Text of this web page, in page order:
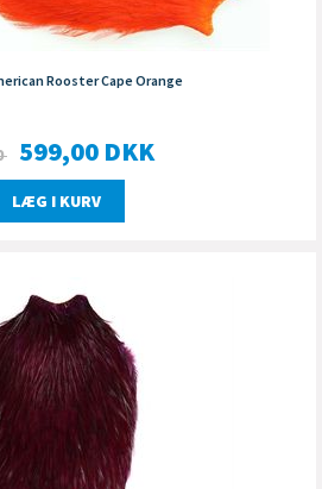
Rooster Cape Orange
599,00 DKK
LÆG I KURV